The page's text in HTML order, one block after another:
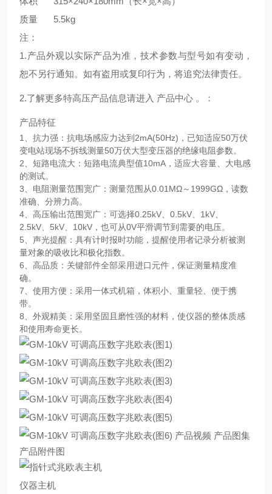
质量
5.5kg
注：
1.产品外观以实际产品为准，技术参数与型号如有变动，
恕不另行通知。如有盗用或复印行为，将追究法律责任。
2.了解更多特高压产品信息请进入 产品中心 。：
产品特征
1、抗力强：抗电场感应力达到2mA(50Hz)，已知适应50万伏
变电站现场不拆线测量50万伏大型变压器的绝缘电阻参数。
2、短路电流大：短路电流典型值10mA，适应大容量、大电感
的测试。
3、电阻测量范围宽广：测量范围从0.01MΩ～1999GΩ，读数
准确、分辨力高。
4、高压输出范围宽广：可选择0.25kV、0.5kV、1kV、
2.5kV、5kV、10kV，也可从0V平滑调节到需要的电压。
5、声光提醒：具有计时报时功能，提醒使用者记录分析被测
量对象的吸收比和极化指数。
6、高品质：关键部件全部采用进口元件，保证测量精度准
确。
7、使用方便：采用一体式机箱，体积小、重量轻、便于携
带。
8、外观精美：采用坚固且磨性强的材料，使仪器的整体质感
和使用寿命更长。
产品视频 产品图集
产品附件图
仪器主机